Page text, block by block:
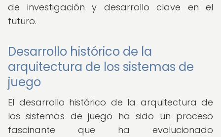
de investigación y desarrollo clave en el
futuro.
Desarrollo histórico de la
arquitectura de los sistemas de
juego
El desarrollo histórico de la arquitectura de
los sistemas de juego ha sido un proceso
fascinante que ha evolucionado